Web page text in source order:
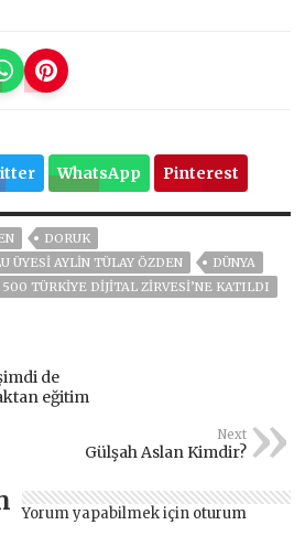
WhatsApp Pinterest
DORUK
ÜYESI AYLIN TÜLAY ÖZDEN
DÜNYA
500 TÜRKIYE DIJITAL ZIRVESI’NE KATILDI
de
eğitim
Next
Gülşah Aslan Kimdir?
Yorum yapabilmek için oturum